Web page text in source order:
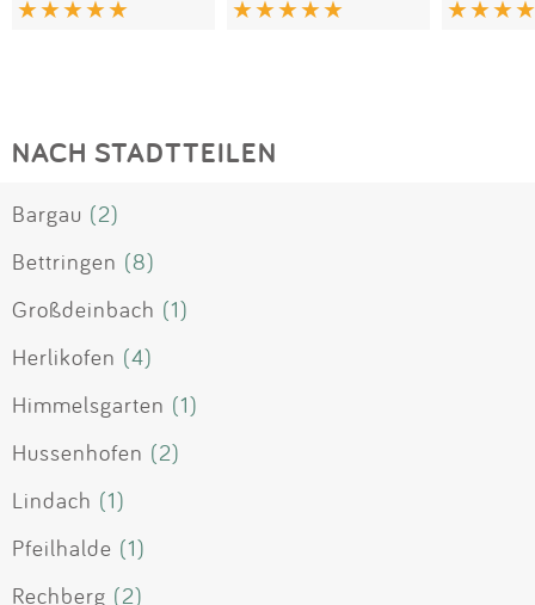
NACH STADTTEILEN
Bargau (2)
Bettringen (8)
Großdeinbach (1)
Herlikofen (4)
Himmelsgarten (1)
Hussenhofen (2)
Lindach (1)
Pfeilhalde (1)
Rechberg (2)